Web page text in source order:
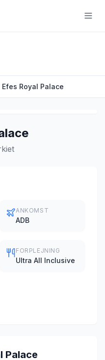
Efes Royal Palace
ANKOMST
ADB
FORPLEJNING
Ultra All Inclusive
Palace